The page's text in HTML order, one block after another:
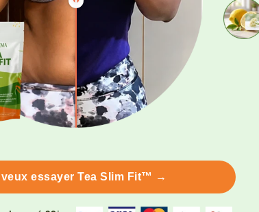
essayer Tea Slim Fit™ →